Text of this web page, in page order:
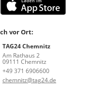
vor Ort:
TAG24 Chemnitz
Am Rathaus 2
09111 Chemnitz
+49 371 6906600
chemnitz@tag24.de